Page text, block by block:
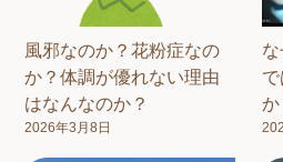
風邪なのか？花粉症なの
か？体調が優れない理由
はなんなのか？
2026年3月8日
か